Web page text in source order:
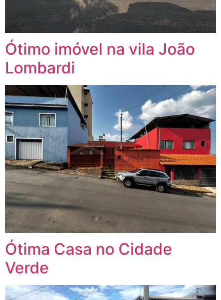
Ótimo imóvel na vila João
Lombardi
Ótima Casa no Cidade
Verde